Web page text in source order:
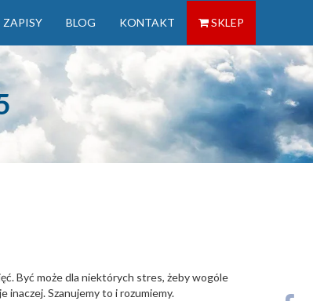
ZAPISY BLOG KONTAKT SKLEP
Być może dla niektórych stres, żeby wogóle
inaczej. Szanujemy to i rozumiemy.